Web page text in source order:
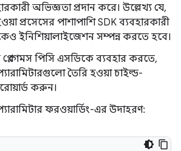
অভিজ্ঞতা প্রদান করে। উল্লেখ্য যে,
প্রসেসের পাশাপাশি SDK ব্যবহারকারী
ইনিশিয়ালাইজেশন সম্পন্ন করতে হবে।
প্লে গেমস পিসি এসডিকে ব্যবহার করতে,
তৈরি হওয়া চাইল্ড-
করুন।
ফরওয়ার্ডিং-এর উদাহরণ: